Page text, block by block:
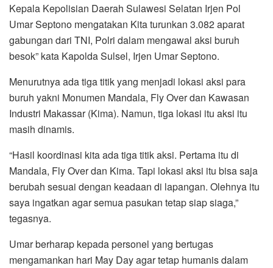
Kepala Kepolisian Daerah Sulawesi Selatan Irjen Pol
Umar Septono mengatakan Kita turunkan 3.082 aparat
gabungan dari TNI, Polri dalam mengawal aksi buruh
besok” kata Kapolda Sulsel, Irjen Umar Septono.
Menurutnya ada tiga titik yang menjadi lokasi aksi para
buruh yakni Monumen Mandala, Fly Over dan Kawasan
Industri Makassar (Kima). Namun, tiga lokasi itu aksi itu
masih dinamis.
“Hasil koordinasi kita ada tiga titik aksi. Pertama itu di
Mandala, Fly Over dan Kima. Tapi lokasi aksi itu bisa saja
berubah sesuai dengan keadaan di lapangan. Olehnya itu
saya ingatkan agar semua pasukan tetap siap siaga,”
tegasnya.
Umar berharap kepada personel yang bertugas
mengamankan hari May Day agar tetap humanis dalam